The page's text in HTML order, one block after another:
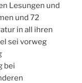
Lesungen und
und 72
in all ihren
sei vorweg
bei